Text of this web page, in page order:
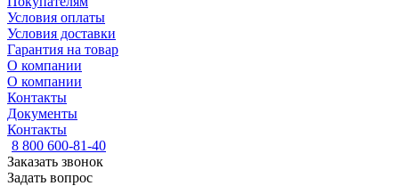
Условия оплаты
Условия доставки
Гарантия на товар
О компании
О компании
Контакты
Документы
Контакты
8 800 600-81-40
Заказать звонок
Задать вопрос